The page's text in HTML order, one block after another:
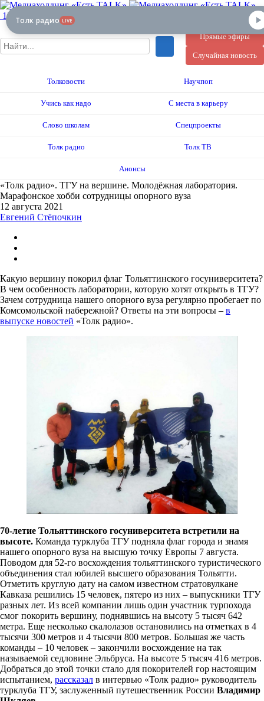
12+
Прямые эфиры
Случайная новость
Толковости Научпоп
Учись как надо С места в карьеру
Слово школам Спецпроекты
Толк радио Толк ТВ
Анонсы
«Толк радио». ТГУ на вершине. Молодёжная лаборатория.
Марафонское хобби сотрудницы опорного вуза
12 августа 2021
Евгений Стёпочкин
Какую вершину покорил флаг Тольяттинского госуниверситета?
В чем особенность лаборатории, которую хотят открыть в ТГУ?
Зачем сотрудница нашего опорного вуза регулярно пробегает по
Комсомольской набережной? Ответы на эти вопросы – в
выпуске новостей «Толк радио».
70-летие Тольяттинского госуниверситета встретили на
высоте. Команда турклуба ТГУ подняла флаг города и знамя
нашего опорного вуза на высшую точку Европы 7 августа.
Поводом для 52-го восхождения тольяттинского туристического
объединения стал юбилей высшего образования Тольятти.
Отметить круглую дату на самом известном стратовулкане
Кавказа решились 15 человек, пятеро из них – выпускники ТГУ
разных лет. Из всей компании лишь один участник турпохода
смог покорить вершину, поднявшись на высоту 5 тысяч 642
метра. Еще несколько скалолазов остановились на отметках в 4
тысячи 300 метров и 4 тысячи 800 метров. Большая же часть
команды – 10 человек – закончили восхождение на так
называемой седловине Эльбруса. На высоте 5 тысяч 416 метров.
Добраться до этой точки стало для покорителей гор настоящим
испытанием, рассказал в интервью «Толк радио» руководитель
турклуба ТГУ, заслуженный путешественник России Владимир
Толк радио LIVE